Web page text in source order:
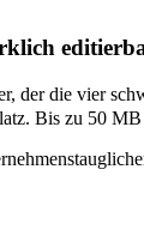
der die vier
Bis zu 50